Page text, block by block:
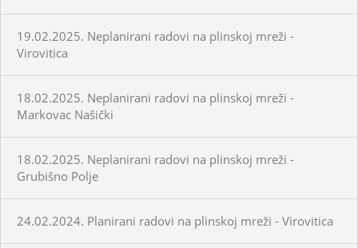
19.02.2025. Neplanirani radovi na plinskoj mreži -
Virovitica
18.02.2025. Neplanirani radovi na plinskoj mreži -
Markovac Našički
18.02.2025. Neplanirani radovi na plinskoj mreži -
Grubišno Polje
24.02.2024. Planirani radovi na plinskoj mreži - Virovitica